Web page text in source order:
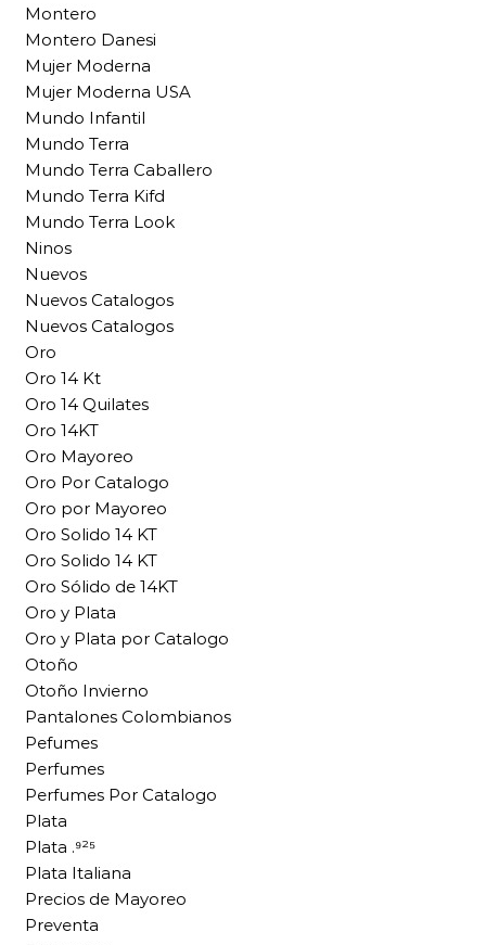
Montero
Montero Danesi
Mujer Moderna
Mujer Moderna USA
Mundo Infantil
Mundo Terra
Mundo Terra Caballero
Mundo Terra Kifd
Mundo Terra Look
Ninos
Nuevos
Nuevos Catalogos
Nuevos Catalogos
Oro
Oro 14 Kt
Oro 14 Quilates
Oro 14KT
Oro Mayoreo
Oro Por Catalogo
Oro por Mayoreo
Oro Solido 14 KT
Oro Solido 14 KT
Oro Sólido de 14KT
Oro y Plata
Oro y Plata por Catalogo
Otoño
Otoño Invierno
Pantalones Colombianos
Pefumes
Perfumes
Perfumes Por Catalogo
Plata
Plata .⁹²⁵
Plata Italiana
Precios de Mayoreo
Preventa